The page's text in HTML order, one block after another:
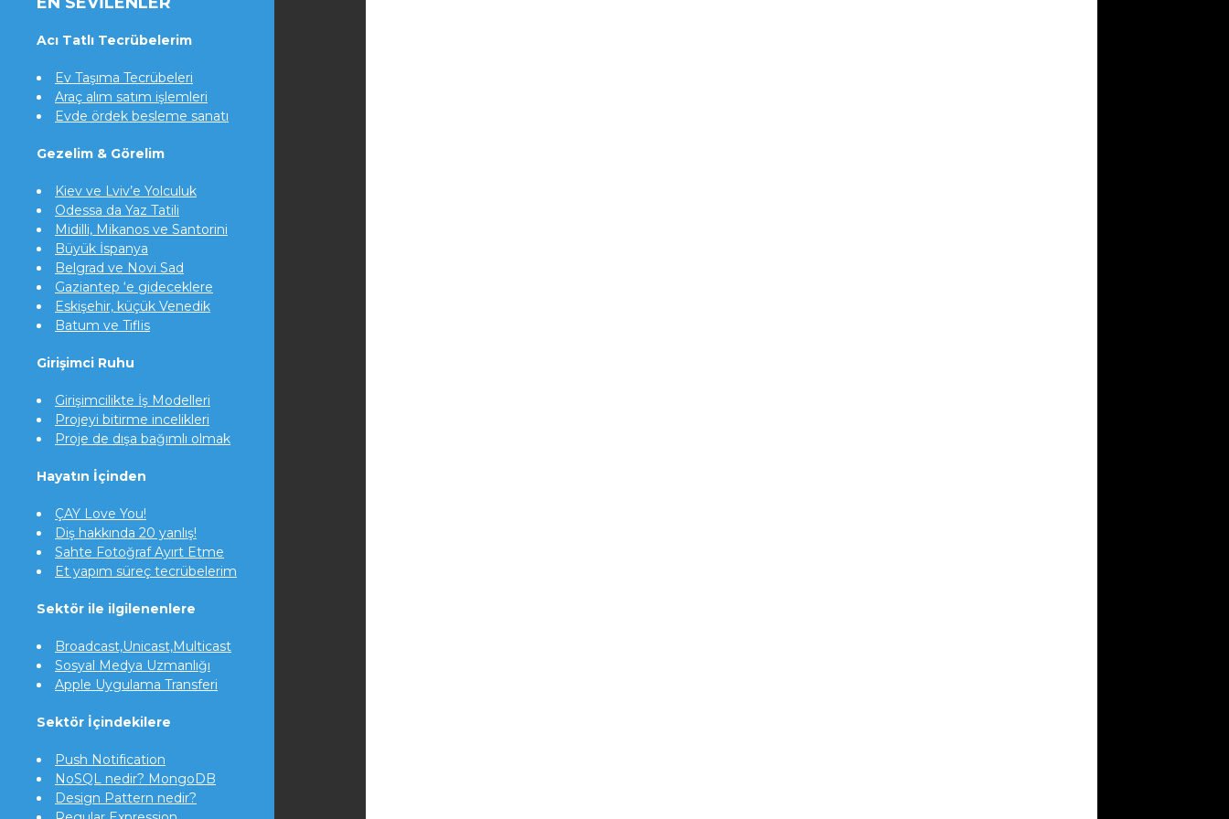
Acı Tatlı Tecrübelerim
Ev Taşıma Tecrübeleri
Araç alım satım işlemleri
Evde ördek besleme sanatı
Gezelim & Görelim
Kiev ve Lviv’e Yolculuk
Odessa da Yaz Tatili
Midilli, Mikanos ve Santorini
Büyük İspanya
Belgrad ve Novi Sad
Gaziantep ‘e gideceklere
Eskişehir, küçük Venedik
Batum ve Tiflis
Girişimci Ruhu
Girişimcilikte İş Modelleri
Projeyi bitirme incelikleri
Proje de dışa bağımlı olmak
Hayatın İçinden
ÇAY Love You!
Diş hakkında 20 yanlış!
Sahte Fotoğraf Ayırt Etme
Et yapım süreç tecrübelerim
Sektör ile ilgilenenlere
Broadcast,Unicast,Multicast
Sosyal Medya Uzmanlığı
Apple Uygulama Transferi
Sektör İçindekilere
Push Notification
NoSQL nedir? MongoDB
Design Pattern nedir?